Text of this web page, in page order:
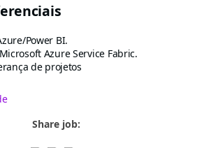
Power BI.
Azure Service Fabric.
de projetos
Share job: